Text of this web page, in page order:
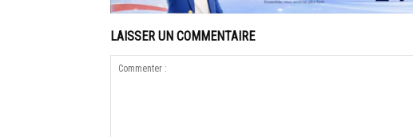
LAISSER UN COMMENTAIRE